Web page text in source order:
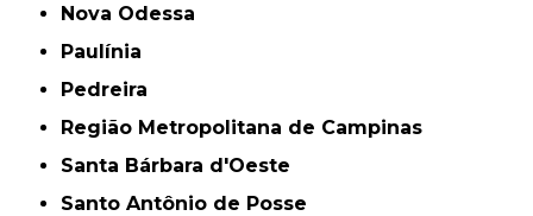
Nova Odessa
Paulínia
Pedreira
Região Metropolitana de Campinas
Santa Bárbara d'Oeste
Santo Antônio de Posse